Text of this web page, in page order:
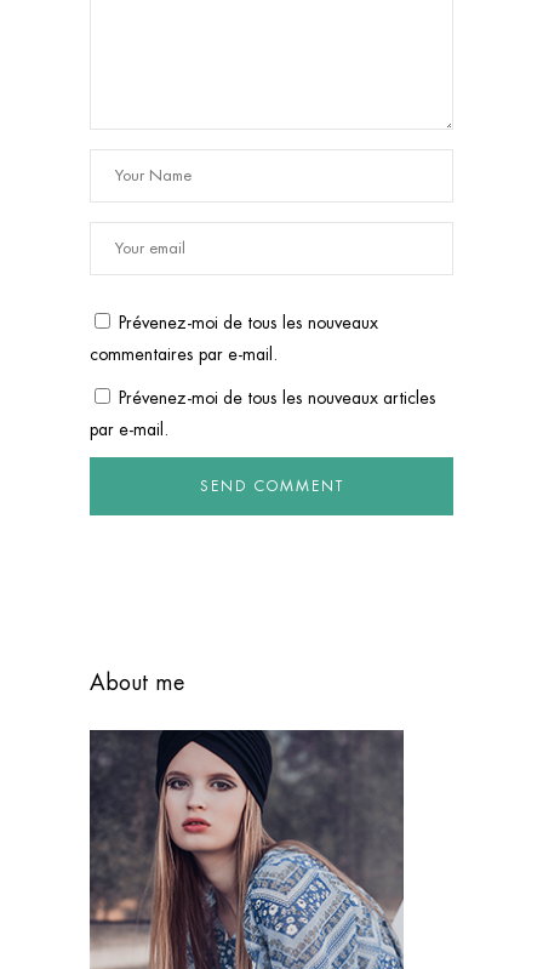
Prévenez-moi de tous les nouveaux
commentaires par e-mail.
Prévenez-moi de tous les nouveaux articles
par e-mail.
About me